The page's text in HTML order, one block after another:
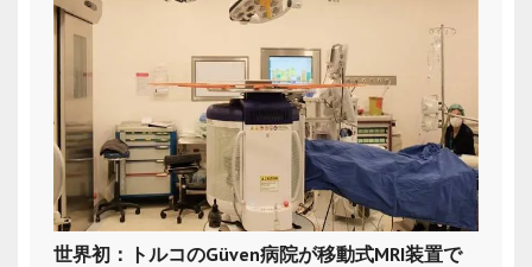
世界初：トルコのGüven病院が移動式MRI装置で